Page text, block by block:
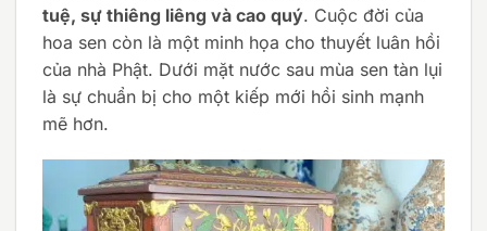
tuệ, sự thiêng liêng và cao quý. Cuộc đời của
hoa sen còn là một minh họa cho thuyết luân hồi
của nhà Phật. Dưới mặt nước sau mùa sen tàn lụi
là sự chuẩn bị cho một kiếp mới hồi sinh mạnh
mẽ hơn.